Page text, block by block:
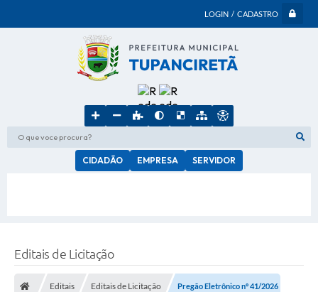
LOGIN / CADASTRO
O que voce procura?
CIDADÃO EMPRESA SERVIDOR
Editais de Licitação
Editais Editais de Licitação Pregão Eletrônico nº 41/2026